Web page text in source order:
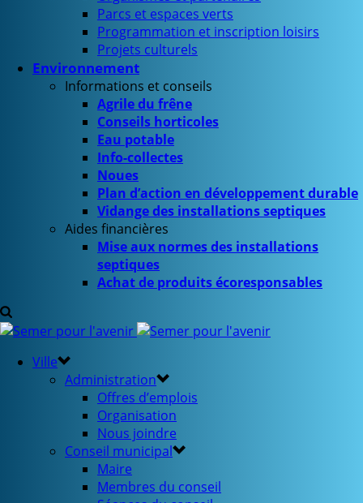
Parcs et espaces verts
Programmation et inscription loisirs
Projets culturels
Environnement
Informations et conseils
Agrile du frêne
Conseils horticoles
Eau potable
Info-collectes
Noues
Plan d’action en développement durable
Vidange des installations septiques
Aides financières
Mise aux normes des installations
septiques
Achat de produits écoresponsables
Ville
Administration
Offres d’emplois
Organisation
Nous joindre
Conseil municipal
Maire
Membres du conseil